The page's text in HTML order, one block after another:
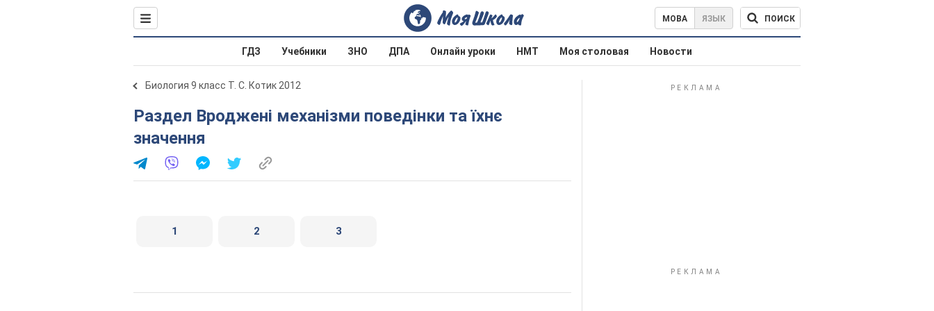
МОВА ЯЗЫК ПОИСК
ГДЗ Учебники ЗНО ДПА Онлайн уроки НМТ Моя столовая Новости
Биология 9 класс Т. С. Котик 2012
Раздел Вроджені механізми поведінки та їхнє
значення
1 2 3